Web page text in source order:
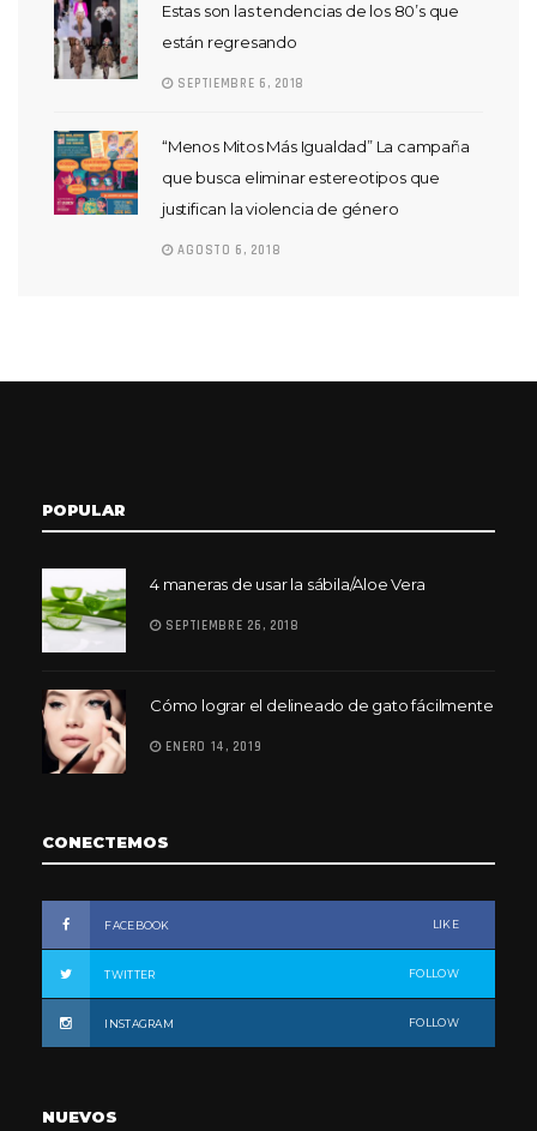
Estas son las tendencias de los 80’s que
están regresando
SEPTIEMBRE 6, 2018
“Menos Mitos Más Igualdad” La campaña
que busca eliminar estereotipos que
justifican la violencia de género
AGOSTO 6, 2018
POPULAR
4 maneras de usar la sábila/Aloe Vera
SEPTIEMBRE 26, 2018
Cómo lograr el delineado de gato fácilmente
ENERO 14, 2019
CONECTEMOS
FACEBOOK LIKE
TWITTER FOLLOW
INSTAGRAM FOLLOW
NUEVOS